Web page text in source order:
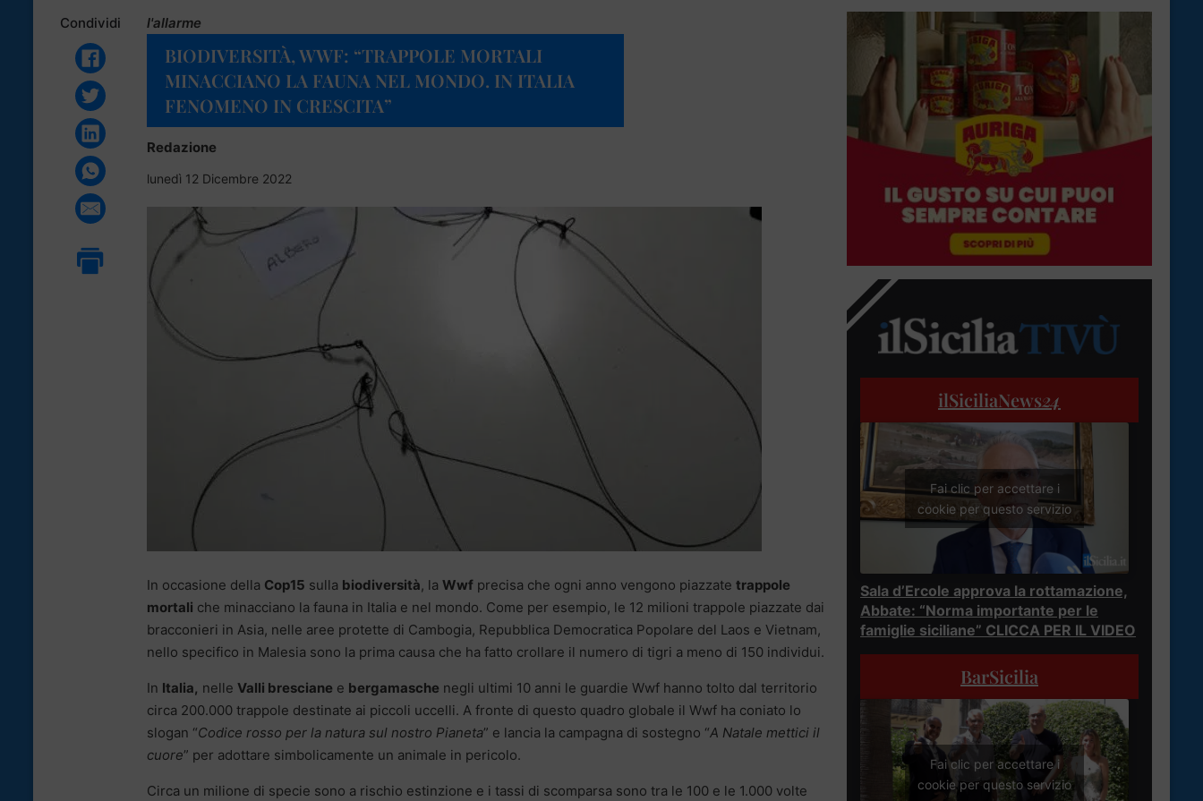
Condividi l'allarme
BIODIVERSITÀ, WWF: “TRAPPOLE MORTALI
MINACCIANO LA FAUNA NEL MONDO. IN ITALIA
FENOMENO IN CRESCITA”
Redazione
lunedì 12 Dicembre 2022
In occasione della Cop15 sulla biodiversità, la Wwf precisa che ogni anno vengono piazzate trappole
mortali che minacciano la fauna in Italia e nel mondo. Come per esempio, le 12 milioni trappole piazzate dai
bracconieri in Asia, nelle aree protette di Cambogia, Repubblica Democratica Popolare del Laos e Vietnam,
nello specifico in Malesia sono la prima causa che ha fatto crollare il numero di tigri a meno di 150 individui.
In Italia, nelle Valli bresciane e bergamasche negli ultimi 10 anni le guardie Wwf hanno tolto dal territorio
circa 200.000 trappole destinate ai piccoli uccelli. A fronte di questo quadro globale il Wwf ha coniato lo
slogan “Codice rosso per la natura sul nostro Pianeta” e lancia la campagna di sostegno “A Natale mettici il
cuore” per adottare simbolicamente un animale in pericolo.
Circa un milione di specie sono a rischio estinzione e i tassi di scomparsa sono tra le 100 e le 1.000 volte
ilSiciliaNews24
Fai clic per accettare i
cookie per questo servizio
Sala d’Ercole approva la rottamazione,
Abbate: “Norma importante per le
famiglie siciliane” CLICCA PER IL VIDEO
BarSicilia
Fai clic per accettare i
cookie per questo servizio